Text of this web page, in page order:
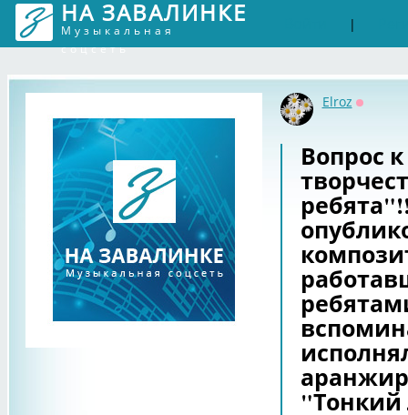
НА ЗАВАЛИНКЕ
Музыкальная
соцсеть
|
Elroz
Вопрос